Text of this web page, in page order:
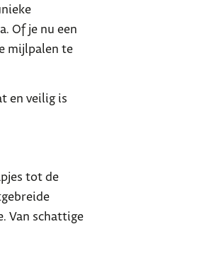
Of je nu een
mijlpalen te
en veilig is
tot de
Van schattige